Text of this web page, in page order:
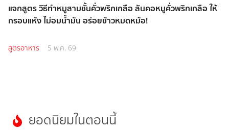
แจกสูตร วิธีทำหมูสามชั้นคั่วพริกเกลือ สันคอหมูคั่วพริกเกลือ ให้
กรอบแห้ง ไม่อมน้ำมัน อร่อยข้าวหมดหม้อ!
สูตรอาหาร 5 พ.ค. 69
ยอดนิยมในตอนนี้